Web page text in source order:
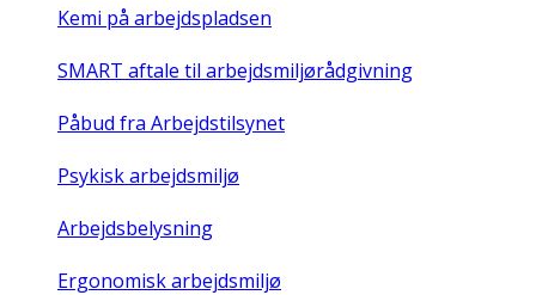
Kemi på arbejdspladsen
SMART aftale til arbejdsmiljørådgivning
Påbud fra Arbejdstilsynet
Psykisk arbejdsmiljø
Arbejdsbelysning
Ergonomisk arbejdsmiljø